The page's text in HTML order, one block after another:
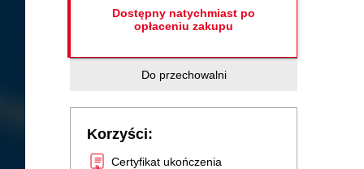
Dostępny natychmiast po
opłaceniu zakupu
Do przechowalni
Korzyści:
Certyfikat ukończenia